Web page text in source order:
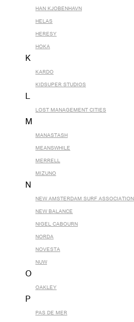
HAN KJOBENHAVN
HELAS
HERESY
HOKA
K
KARDO
KIDSUPER STUDIOS
L
LOST MANAGEMENT CITIES
M
MANASTASH
MEANSWHILE
MERRELL
MIZUNO
N
NEW AMSTERDAM SURF ASSOCIATION
NEW BALANCE
NIGEL CABOURN
NORDA
NOVESTA
NUW
O
OAKLEY
P
PAS DE MER